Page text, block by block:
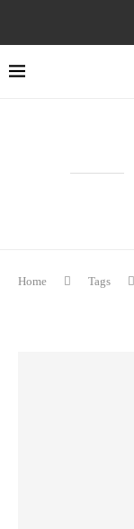
Home Tags